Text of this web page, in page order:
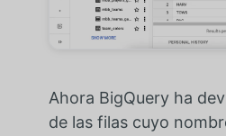
Ahora BigQuery ha
de las filas cuyo